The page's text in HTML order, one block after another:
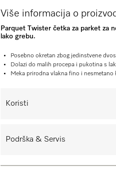
Više informacija o
Parquet Twister četka za parket za
lako grebu.
Posebno okretan zbog jedinstvene
Dolazi do malih procepa i pukotina s
Meka prirodna vlakna fino i nesmetano
Koristi
Podrška & Servis